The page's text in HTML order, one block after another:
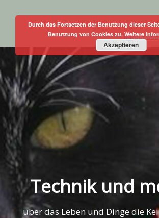
Technik und
über das Leben und Dinge die
Durch das Fortsetzen der Benutzung dieser
Benutzung von Cookies zu.Weitere
Akzeptieren